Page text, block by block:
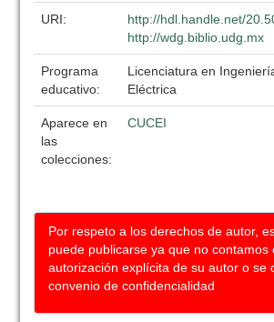
URI:
http://hdl.handle.net/
http://wdg.biblio.udg.mx
Programa
educativo:
Licenciatura en
Eléctrica
Aparece en
las
colecciones:
CUCEI
Por respeto a los derechos de autor,
puede publicarse ya que no contamos
autorización explícita de su autor o se
convenio de confidencialidad